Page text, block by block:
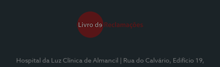
Hospital da Luz Clínica de Almancil
| Rua do Calvário, Edifício 19,